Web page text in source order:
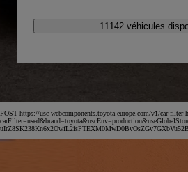
11142 véhicules
POST https://usc-webcomponents.toyota-europe.com/v1/car-filter-